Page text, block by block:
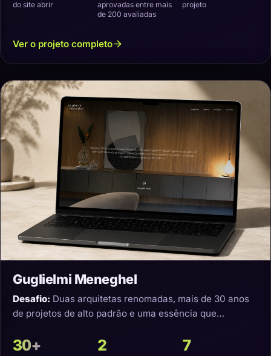
do site abrir
aprovadas entre mais
de 200 avaliadas
projeto
Ver o projeto completo
Guglielmi Meneghel
Desafio: Duas arquitetas renomadas, mais de 30 anos
de projetos de alto padrão e uma essência que
30+ 2 7